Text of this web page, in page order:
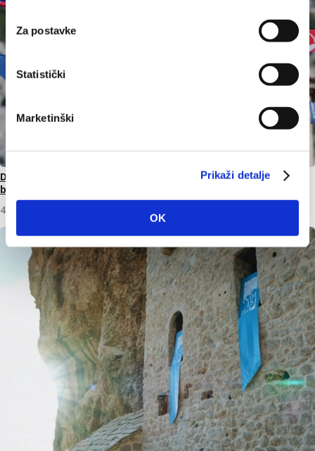
Za postavke
Statistički
Marketinški
Prikaži detalje
OK
Dan pobjede i domovinske zahvalnosti i Dan hrvatskih
branitelja: Program obilježavanja u Makarskoj
4. kolovoza 2026.